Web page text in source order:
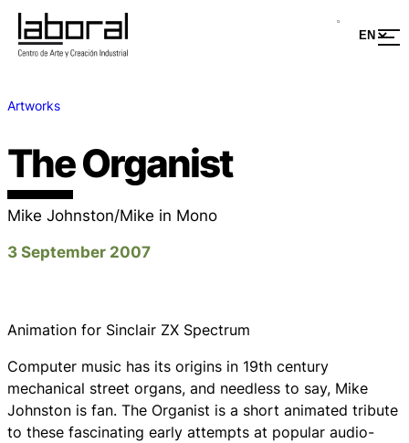
Artworks
The Organist
Mike Johnston/Mike in Mono
3 September 2007
Animation for Sinclair ZX Spectrum
Computer music has its origins in 19th century
mechanical street organs, and needless to say, Mike
Johnston is fan. The Organist is a short animated tribute
to these fascinating early attempts at popular audio-